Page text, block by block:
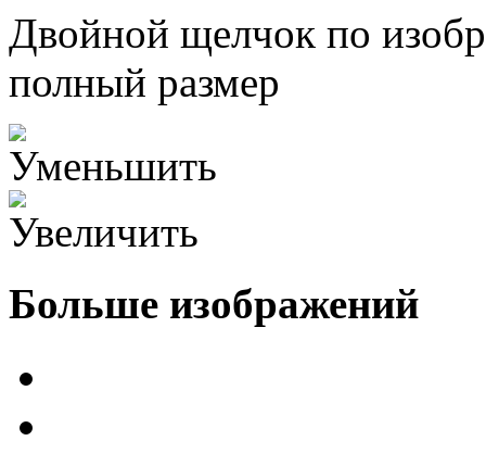
Двойной щелчок по
полный размер
Больше изображений